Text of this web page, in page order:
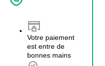
Votre paiement
est entre de
bonnes mains